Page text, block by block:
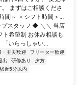
まずはご相談くださ
～ ＜シフト時間＞...
スタッフ ◆ ＼＼ 当店
希望制 お休み相談も
いらっしゃい...
・主夫歓迎
フリーター歓迎
出 研修あり
夕方
駅近5分以内